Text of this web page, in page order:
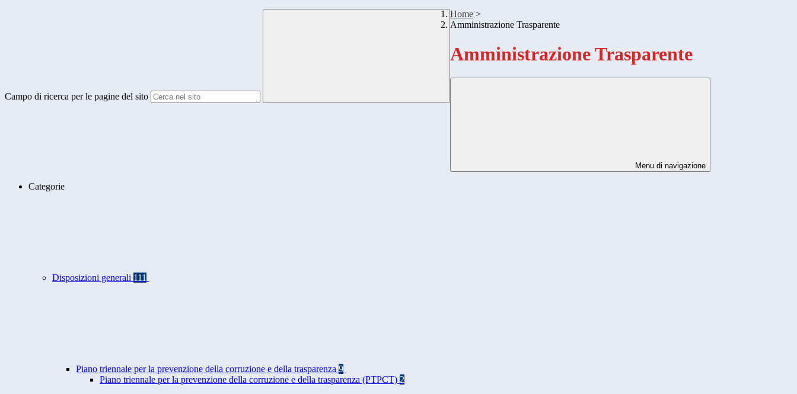
Campo di ricerca per le pagine del sito
Home >
Amministrazione Trasparente
Amministrazione Trasparente
Menu di navigazione
Categorie
Disposizioni generali 111
Piano triennale per la prevenzione della corruzione e della trasparenza 9
Piano triennale per la prevenzione della corruzione e della trasparenza (PTPCT) 2